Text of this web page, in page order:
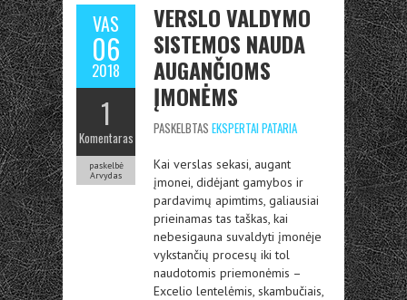
VAS
06
2018
1
Komentaras
paskelbė
Arvydas
VERSLO VALDYMO
SISTEMOS NAUDA
AUGANČIOMS
ĮMONĖMS
PASKELBTAS EKSPERTAI PATARIA
Kai verslas sekasi, augant
įmonei, didėjant gamybos ir
pardavimų apimtims, galiausiai
prieinamas tas taškas, kai
nebesigauna suvaldyti įmonėje
vykstančių procesų iki tol
naudotomis priemonėmis –
Excelio lentelėmis, skambučiais,